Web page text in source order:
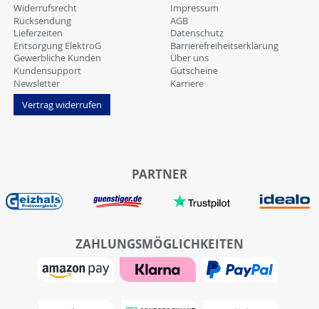
Widerrufsrecht
Rücksendung
Lieferzeiten
Entsorgung ElektroG
Gewerbliche Kunden
Kundensupport
Newsletter
Vertrag widerrufen
Impressum
AGB
Datenschutz
Barrierefreiheitserklärung
Über uns
Gutscheine
Karriere
PARTNER
ZAHLUNGSMÖGLICHKEITEN